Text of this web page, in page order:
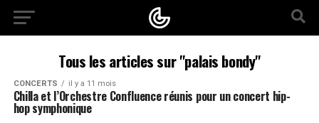
Tous les articles sur "palais bondy"
CONCERTS il y a 11 mois
Chilla et l’Orchestre Confluence réunis pour un concert hip-
hop symphonique